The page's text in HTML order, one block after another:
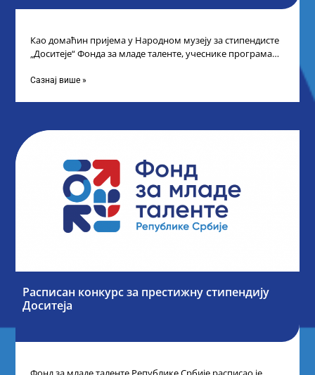
Као домаћин пријема у Народном музеју за стипендисте
„Доситеје“ Фонда за младе таленте, учеснике програма
Сазнај више »
Расписан конкурс за престижну стипендију
Доситеја